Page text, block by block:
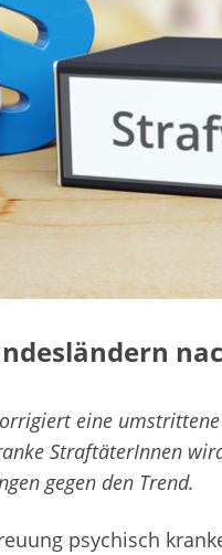
eine
StraftäterInnen
gegen den Trend.
psychisch